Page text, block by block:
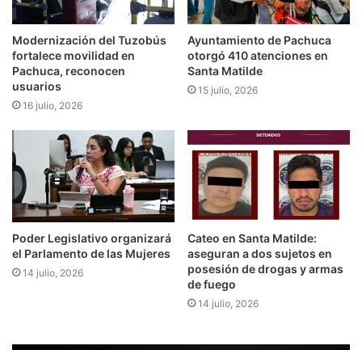
Modernización del Tuzobús
fortalece movilidad en
Pachuca, reconocen
usuarios
16 julio, 2026
Ayuntamiento de Pachuca
otorgó 410 atenciones en
Santa Matilde
15 julio, 2026
Poder Legislativo organizará
el Parlamento de las Mujeres
14 julio, 2026
Cateo en Santa Matilde:
aseguran a dos sujetos en
posesión de drogas y armas
de fuego
14 julio, 2026